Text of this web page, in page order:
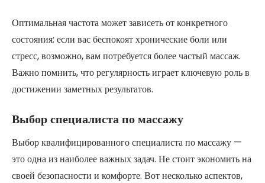
Оптимальная частота может зависеть от конкретного
состояния: если вас беспокоят хронические боли или
стресс, возможно, вам потребуется более частый массаж.
Важно помнить, что регулярность играет ключевую роль в
достижении заметных результатов.
Выбор специалиста по массажу
Выбор квалифицированного специалиста по массажу —
это одна из наиболее важных задач. Не стоит экономить на
своей безопасности и комфорте. Вот несколько аспектов,